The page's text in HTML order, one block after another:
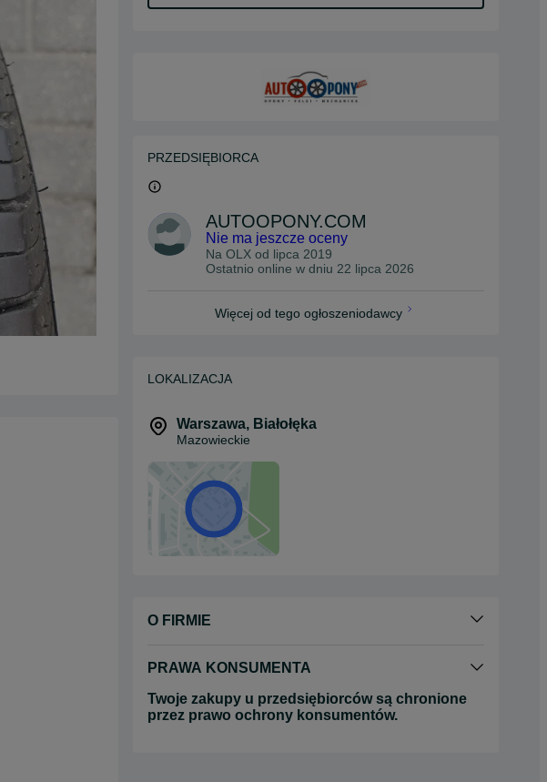
PRZEDSIĘBIORCA
AUTOOPONY.COM
Nie ma jeszcze oceny
Na OLX od lipca 2019
Ostatnio online w dniu 22 lipca 2026
Więcej od tego ogłoszeniodawcy
LOKALIZACJA
Warszawa, Białołęka
Mazowieckie
O FIRMIE
PRAWA KONSUMENTA
Twoje zakupy u przedsiębiorców są chronione
przez prawo ochrony konsumentów.